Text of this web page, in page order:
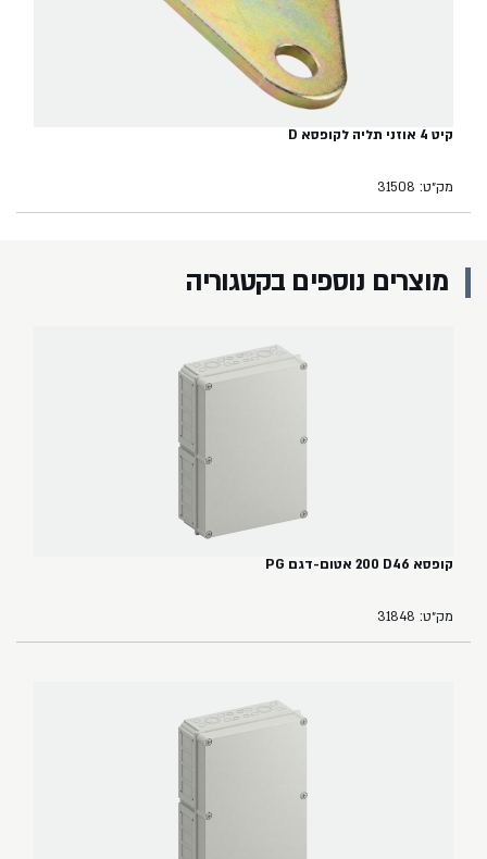
קיט 4 אוזני תליה לקופסא D
מק״ט: 31508
מוצרים נוספים בקטגוריה
קופסא ‏46‏D‏ ‏200 אטום-דגם PG
מק״ט: 31848